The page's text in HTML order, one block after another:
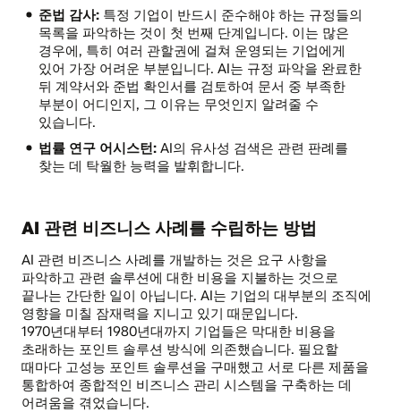
준법 감사:특정 기업이 반드시 준수해야 하는 규정들의
목록을 파악하는 것이 첫 번째 단계입니다. 이는 많은
경우에, 특히 여러 관할권에 걸쳐 운영되는 기업에게
있어 가장 어려운 부분입니다. AI는 규정 파악을 완료한
뒤 계약서와 준법 확인서를 검토하여 문서 중 부족한
부분이 어디인지, 그 이유는 무엇인지 알려줄 수
있습니다.
법률 연구 어시스턴:AI의 유사성 검색은 관련 판례를
찾는 데 탁월한 능력을 발휘합니다.
AI 관련 비즈니스 사례를 수립하는 방법
AI 관련 비즈니스 사례를 개발하는 것은 요구 사항을
파악하고 관련 솔루션에 대한 비용을 지불하는 것으로
끝나는 간단한 일이 아닙니다. AI는 기업의 대부분의 조직에
영향을 미칠 잠재력을 지니고 있기 때문입니다.
1970년대부터 1980년대까지 기업들은 막대한 비용을
초래하는 포인트 솔루션 방식에 의존했습니다. 필요할
때마다 고성능 포인트 솔루션을 구매했고 서로 다른 제품을
통합하여 종합적인 비즈니스 관리 시스템을 구축하는 데
어려움을 겪었습니다.